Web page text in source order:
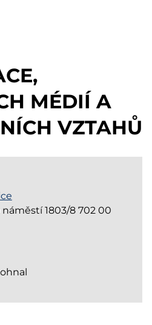
MÉDIÍ A
VZTAHŮ
1803/8 702 00